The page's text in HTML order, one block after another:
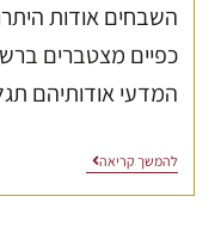
השבחים אודות
כפיים מצטברים
המדעי אודותיהם
להמשך קריאה